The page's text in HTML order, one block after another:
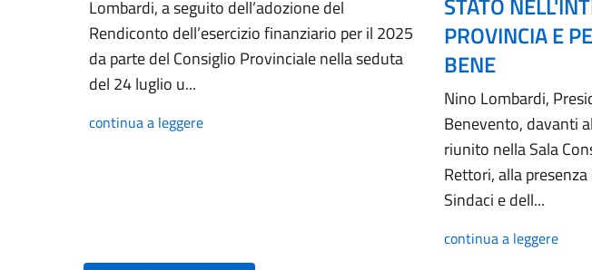
Lombardi, a seguito dell’adozione del
Rendiconto dell’esercizio finanziario per il 2025
da parte del Consiglio Provinciale nella seduta
del 24 luglio u...
continua a leggere
STATO
PROVINCIA E
BENE
Nino Lombardi,
Benevento, davanti
riunito nella Sala
Rettori, alla
Sindaci e dell...
continua a leggere